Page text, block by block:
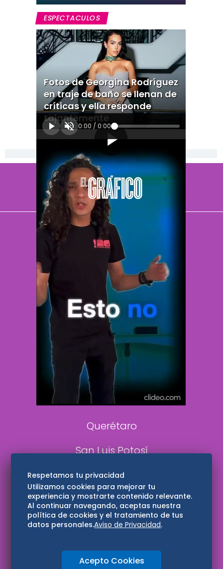
ESPECTACULOS
Fotos de Georgina Rodríguez
en traje de baño se llenan de
críticas y ella responde
tajantemente
0:00 / 0:00
[Publicidad]
El Universal
Vive USA
Clase
De 10 sports
DeDinero
Confabulario
Aviso Oportuno
Consultas
Querétaro
San Luis Potosí
Edomex
Consultas
Hidalgo
Oaxaca
Respetamos tu privacidad
Utilizamos cookies para mejorar tu
experiencia y mostrarte contenido relevante.
Al continuar navegando, aceptas nuestra
política de cookies y el tratamiento de tus
datos personales.Aviso de Privacidad.
Acepto Cookies